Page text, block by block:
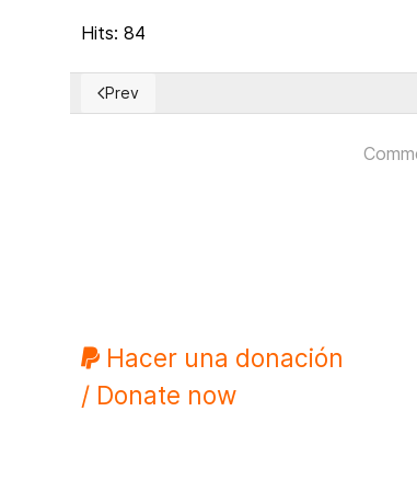
Hits: 84
Previous article: El castrismo frente al
Prev
Hacer una donación
/ Donate now